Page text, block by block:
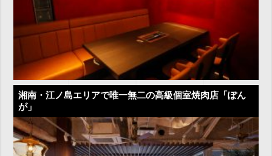
湘南・江ノ島エリアで唯一無二の高級個室焼肉店「ぽん
が」